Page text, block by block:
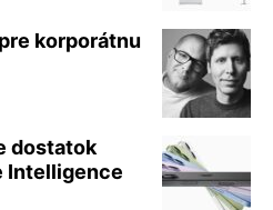
korporátnu
dostatok
Intelligence